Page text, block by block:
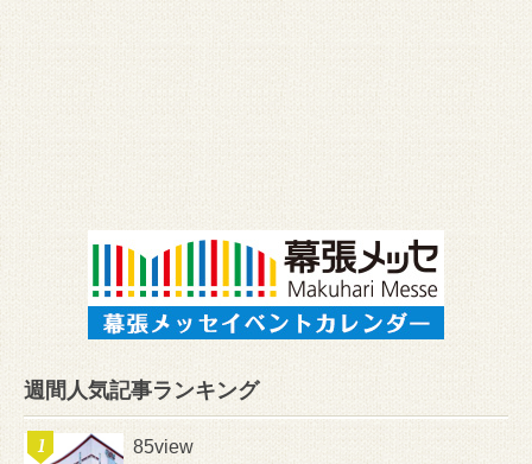
週間人気記事ランキング
85view